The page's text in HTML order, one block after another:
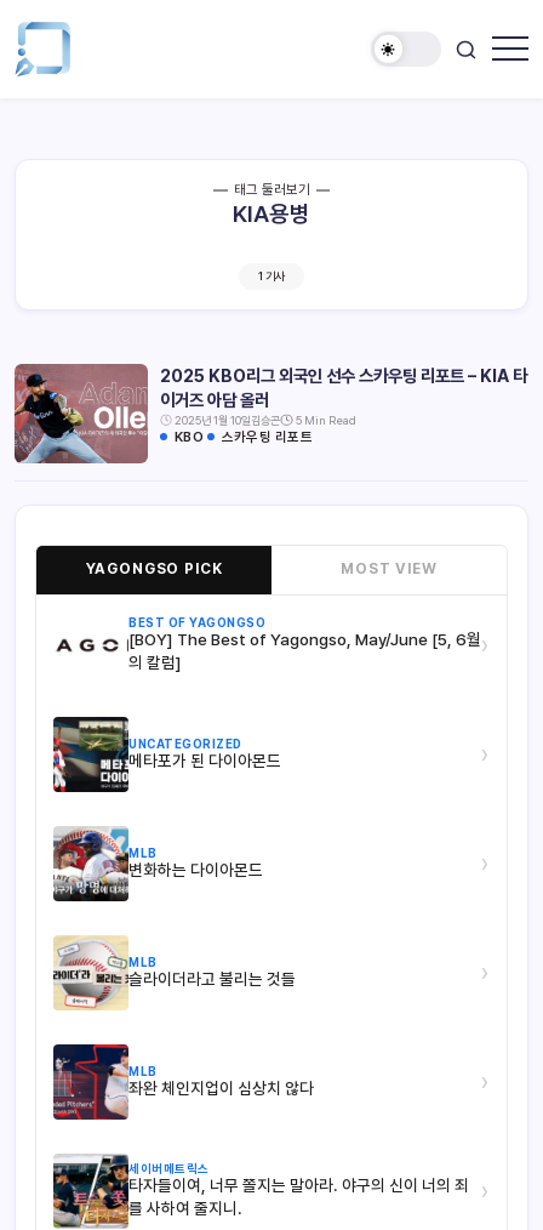
태그 둘러보기
KIA용병
1 기사
2025 KBO리그 외국인 선수 스카우팅 리포트 – KIA 타
이거즈 아담 올러
2025년 1월 10일김승곤 5 Min Read
KBO 스카우팅 리포트
YAGONGSO PICK MOST VIEW
BEST OF YAGONGSO
[BOY] The Best of Yagongso, May/June [5, 6월
의 칼럼]
›
UNCATEGORIZED
메타포가 된 다이아몬드 ›
MLB
변화하는 다이아몬드 ›
MLB
슬라이더라고 불리는 것들 ›
MLB
좌완 체인지업이 심상치 않다 ›
세이버메트릭스
타자들이여, 너무 쫄지는 말아라. 야구의 신이 너의 죄
를 사하여 줄지니.
›